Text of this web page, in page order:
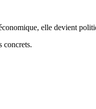
elle devient
concrets.